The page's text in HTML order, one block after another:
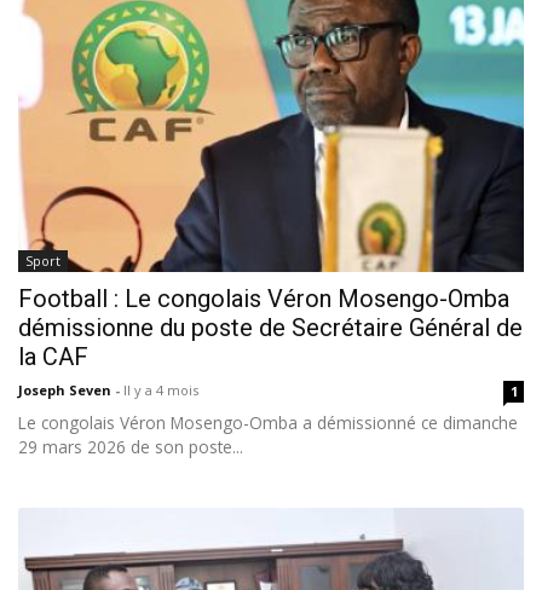
Sport
Football : Le congolais Véron Mosengo-Omba
démissionne du poste de Secrétaire Général de
la CAF
Joseph Seven - Il y a 4 mois 1
Le congolais Véron Mosengo-Omba a démissionné ce dimanche
29 mars 2026 de son poste...